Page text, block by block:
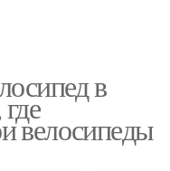
в
велосипеды